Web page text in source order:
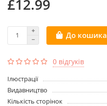
£12.99
До кошика
0 відгуків
Ілюстрації
Видавництво
Кількість сторінок